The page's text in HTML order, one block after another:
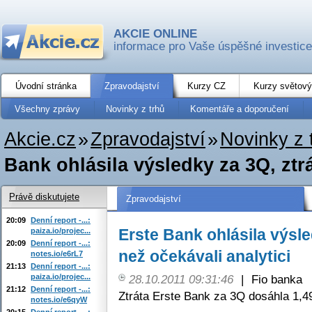
AKCIE ONLINE
informace pro Vaše úspěšné investice
Úvodní stránka Zpravodajství Kurzy CZ Kurzy
Všechny zprávy Novinky z trhů Komentáře a doporučení
Akcie.cz»Zpravodajství» Novinky z
Bank ohlásila výsledky za 3Q,
Zpravodajství
Erste Bank ohlásila
než očekávali analytici
28.10.2011 09:31:46 |
Fio banka
Ztráta Erste Bank za 3Q dosáhla
Právě diskutujete
20:09 Denní report -...:
paiza.io/projec...
20:09 Denní report -...:
notes.io/e6rL7
21:13 Denní report -...:
paiza.io/projec...
21:12 Denní report -...:
notes.io/e6qyW